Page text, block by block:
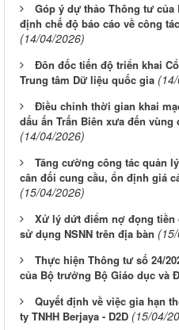
Góp ý dự thảo Thông tư
định chế độ báo cáo về công
(14/04/2026)
Đôn đốc tiến độ triển khai
Trung tâm Dữ liệu quốc gia
Điều chỉnh thời gian khai
dấu ấn Trấn Biên xưa đến vùng
(14/04/2026)
Tăng cường công tác quản
cân đối cung cầu, ổn định giá
(15/04/2026)
Xử lý dứt điểm nợ đọng tiền
sử dụng NSNN trên địa bàn
Thực hiện Thông tư số 24/
của Bộ trưởng Bộ Giáo dục và
Quyết định về việc gia hạn
ty TNHH Berjaya - D2D (15/04/